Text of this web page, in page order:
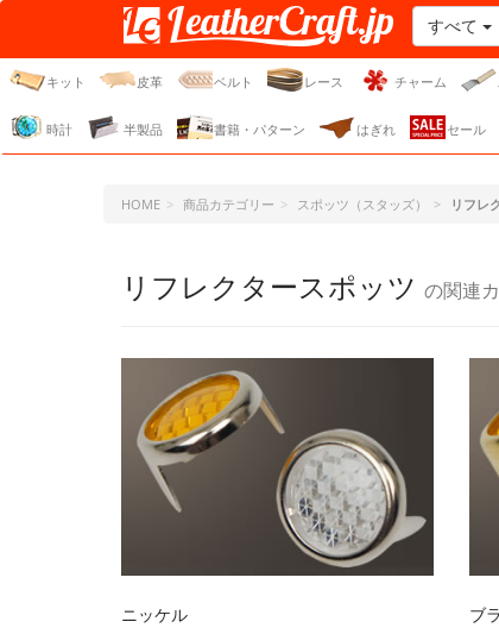
レザークラフト・ドット・
ジェーピー
すべて
キット 皮革 ベルト レース チャーム
時計 半製品 書籍・パターン はぎれ セール
HOME 商品カテゴリー スポッツ（スタッズ） リフレ
リフレクタースポッツ の関連
ニッケル ブ